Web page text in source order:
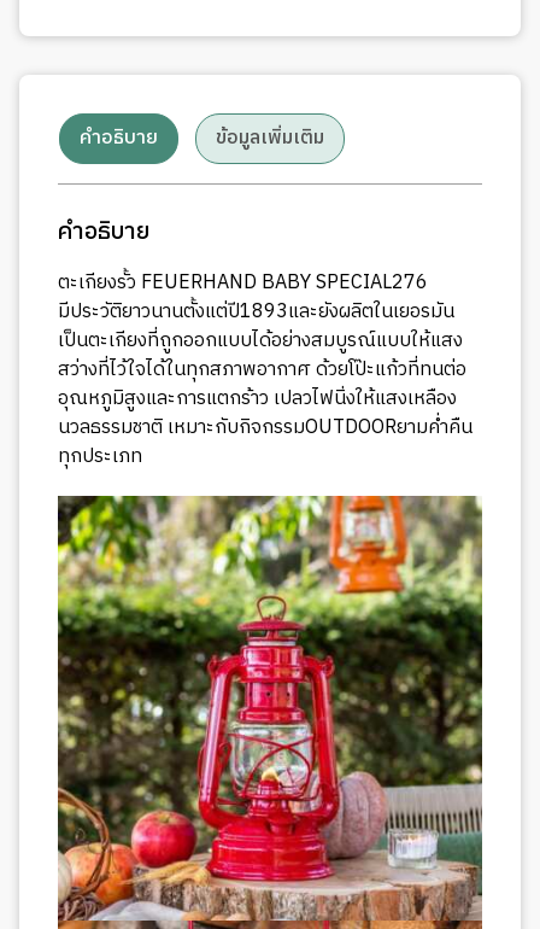
คำอธิบาย ข้อมูลเพิ่มเติม
คำอธิบาย
ตะเกียงรั้ว FEUERHAND BABY SPECIAL276
มีประวัติยาวนานตั้งแต่ปี1893และยังผลิตในเยอรมัน
เป็นตะเกียงที่ถูกออกแบบได้อย่างสมบูรณ์แบบให้แสง
สว่างที่ไว้ใจได้ในทุกสภาพอากาศ ด้วยโป๊ะแก้วที่ทนต่อ
อุณหภูมิสูงและการแตกร้าว เปลวไฟนิ่งให้แสงเหลือง
นวลธรรมชาติ เหมาะกับกิจกรรมOUTDOORยามค่ำคืน
ทุกประเภท